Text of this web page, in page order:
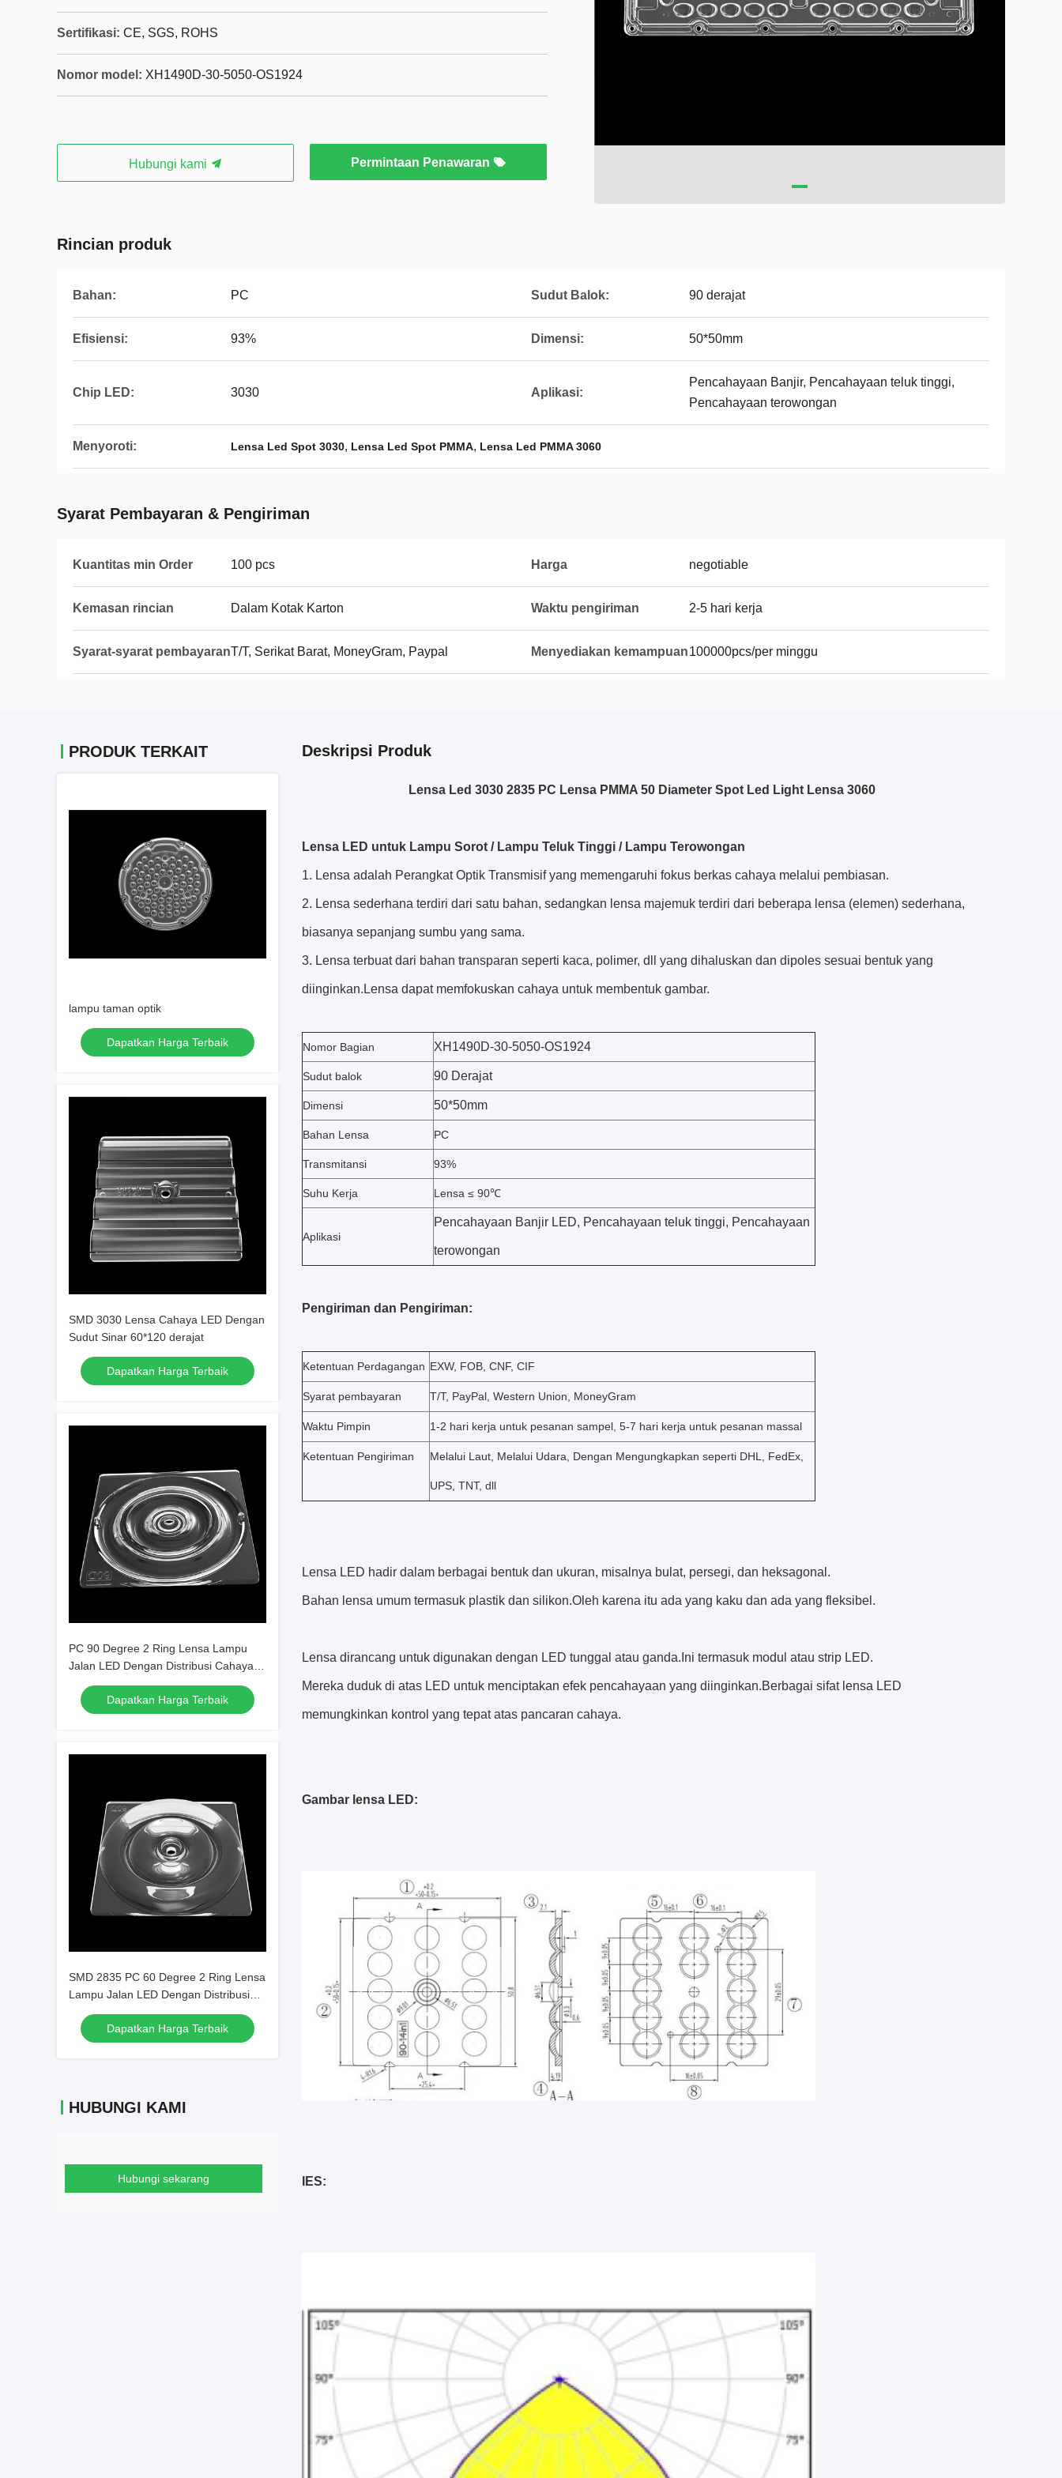
Sertifikasi: CE, SGS, ROHS
Nomor model: XH1490D-30-5050-OS1924
Hubungi kami Permintaan Penawaran
Rincian produk
Bahan: PC Sudut Balok: 90 derajat
Efisiensi: 93% Dimensi: 50*50mm
Chip LED: 3030 Aplikasi:
Pencahayaan Banjir, Pencahayaan teluk tinggi,
Pencahayaan terowongan
Menyoroti: Lensa Led Spot 3030, Lensa Led Spot PMMA, Lensa Led PMMA 3060
Syarat Pembayaran & Pengiriman
Kuantitas min Order 100 pcs Harga negotiable
Kemasan rincian Dalam Kotak Karton Waktu pengiriman 2-5 hari kerja
Syarat-syarat pembayaranT/T, Serikat Barat, MoneyGram, Paypal Menyediakan kemampuan100000pcs/per minggu
PRODUK TERKAIT
lampu taman optik
Dapatkan Harga Terbaik
SMD 3030 Lensa Cahaya LED Dengan
Sudut Sinar 60*120 derajat
Dapatkan Harga Terbaik
PC 90 Degree 2 Ring Lensa Lampu
Jalan LED Dengan Distribusi Cahaya
yang Luar Biasa
Dapatkan Harga Terbaik
SMD 2835 PC 60 Degree 2 Ring Lensa
Lampu Jalan LED Dengan Distribusi
Cahaya yang Luar Biasa
Dapatkan Harga Terbaik
HUBUNGI KAMI
Hubungi sekarang
Deskripsi Produk
Lensa Led 3030 2835 PC Lensa PMMA 50 Diameter Spot Led Light Lensa 3060
Lensa LED untuk Lampu Sorot / Lampu Teluk Tinggi / Lampu Terowongan
Lensa adalah Perangkat Optik Transmisif yang memengaruhi fokus berkas cahaya melalui pembiasan.
Lensa sederhana terdiri dari satu bahan, sedangkan lensa majemuk terdiri dari beberapa lensa (elemen) sederhana,
biasanya sepanjang sumbu yang sama.
Lensa terbuat dari bahan transparan seperti kaca, polimer, dll yang dihaluskan dan dipoles sesuai bentuk yang
diinginkan.Lensa dapat memfokuskan cahaya untuk membentuk gambar.
Nomor Bagian XH1490D-30-5050-OS1924
Sudut balok 90 Derajat
Dimensi 50*50mm
Bahan Lensa PC
Transmitansi 93%
Suhu Kerja Lensa ≤ 90℃
Aplikasi
Pencahayaan Banjir LED, Pencahayaan teluk tinggi, Pencahayaan
terowongan
Pengiriman dan Pengiriman:
Ketentuan Perdagangan EXW, FOB, CNF, CIF
Syarat pembayaran T/T, PayPal, Western Union, MoneyGram
Waktu Pimpin 1-2 hari kerja untuk pesanan sampel, 5-7 hari kerja untuk pesanan massal
Ketentuan Pengiriman Melalui Laut, Melalui Udara, Dengan Mengungkapkan seperti DHL, FedEx,
UPS, TNT, dll
Lensa LED hadir dalam berbagai bentuk dan ukuran, misalnya bulat, persegi, dan heksagonal.
Bahan lensa umum termasuk plastik dan silikon.Oleh karena itu ada yang kaku dan ada yang fleksibel.
Lensa dirancang untuk digunakan dengan LED tunggal atau ganda.Ini termasuk modul atau strip LED.
Mereka duduk di atas LED untuk menciptakan efek pencahayaan yang diinginkan.Berbagai sifat lensa LED
memungkinkan kontrol yang tepat atas pancaran cahaya.
Gambar lensa LED:
IES: